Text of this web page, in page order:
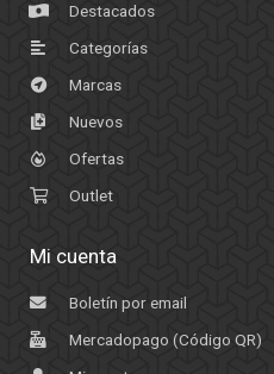
Destacados
Categorías
Marcas
Nuevos
Ofertas
Outlet
Mi cuenta
Boletín por email
Mercadopago (Código QR)